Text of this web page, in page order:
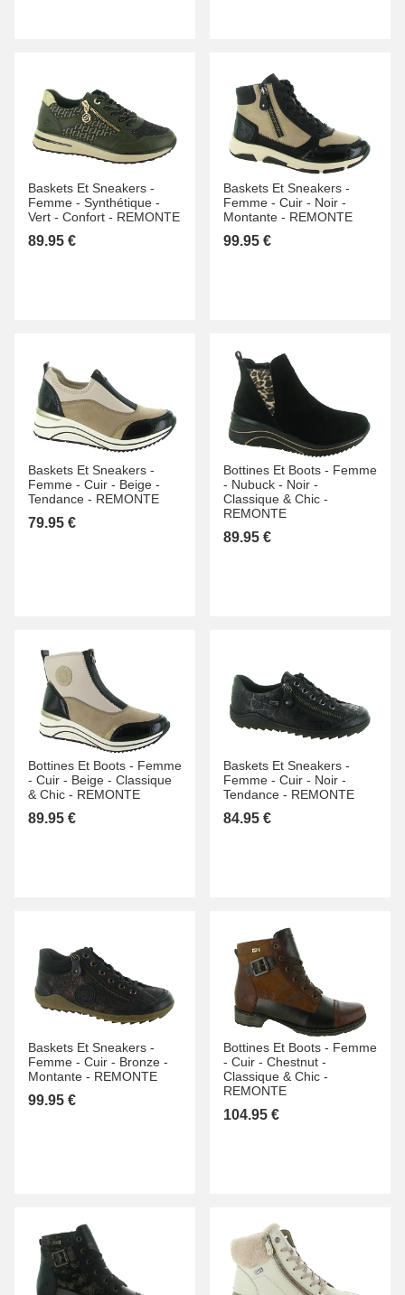
Baskets Et Sneakers -
Femme - Synthétique -
Vert - Confort - REMONTE
89.95 €
Baskets Et Sneakers -
Femme - Cuir - Noir -
Montante - REMONTE
99.95 €
Baskets Et Sneakers -
Femme - Cuir - Beige -
Tendance - REMONTE
79.95 €
Bottines Et Boots - Femme
- Nubuck - Noir -
Classique & Chic -
REMONTE
89.95 €
Bottines Et Boots - Femme
- Cuir - Beige - Classique
& Chic - REMONTE
89.95 €
Baskets Et Sneakers -
Femme - Cuir - Noir -
Tendance - REMONTE
84.95 €
Baskets Et Sneakers -
Femme - Cuir - Bronze -
Montante - REMONTE
99.95 €
Bottines Et Boots - Femme
- Cuir - Chestnut -
Classique & Chic -
REMONTE
104.95 €